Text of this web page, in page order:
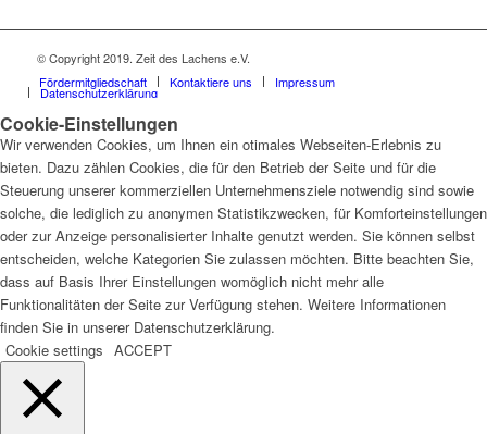
© Copyright 2019. Zeit des Lachens e.V.
Fördermitgliedschaft
Kontaktiere uns Impressum
Datenschutzerklärung
Cookie-Einstellungen
Wir verwenden Cookies, um Ihnen ein otimales Webseiten-Erlebnis zu
bieten. Dazu zählen Cookies, die für den Betrieb der Seite und für die
Steuerung unserer kommerziellen Unternehmensziele notwendig sind sowie
solche, die lediglich zu anonymen Statistikzwecken, für Komforteinstellungen
oder zur Anzeige personalisierter Inhalte genutzt werden. Sie können selbst
entscheiden, welche Kategorien Sie zulassen möchten. Bitte beachten Sie,
dass auf Basis Ihrer Einstellungen womöglich nicht mehr alle
Funktionalitäten der Seite zur Verfügung stehen. Weitere Informationen
finden Sie in unserer Datenschutzerklärung.
Cookie settings ACCEPT